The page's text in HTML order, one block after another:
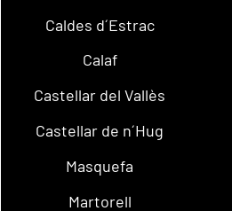
Caldes d´Estrac
Calaf
Castellar del Vallès
Castellar de n´Hug
Masquefa
Martorell